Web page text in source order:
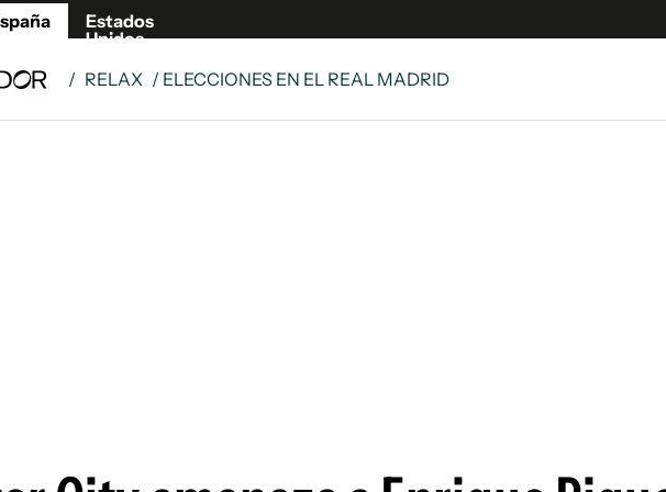
Estados
Unidos
/ RELAX / ELECCIONES EN EL REAL MADRID